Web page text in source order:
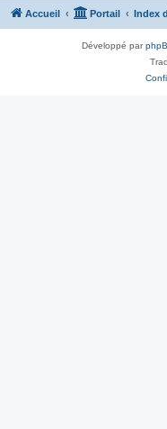
Accueil Portail Index
Développé par